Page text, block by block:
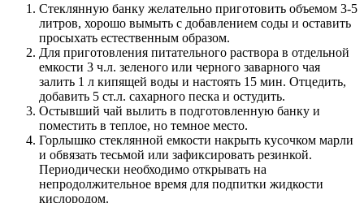
Стеклянную банку желательно приготовить объемом 3-5
литров, хорошо вымыть с добавлением соды и оставить
просыхать естественным образом.
Для приготовления питательного раствора в отдельной
емкости 3 ч.л. зеленого или черного заварного чая
залить 1 л кипящей воды и настоять 15 мин. Отцедить,
добавить 5 ст.л. сахарного песка и остудить.
Остывший чай вылить в подготовленную банку и
поместить в теплое, но темное место.
Горлышко стеклянной емкости накрыть кусочком марли
и обвязать тесьмой или зафиксировать резинкой.
Периодически необходимо открывать на
непродолжительное время для подпитки жидкости
кислородом.